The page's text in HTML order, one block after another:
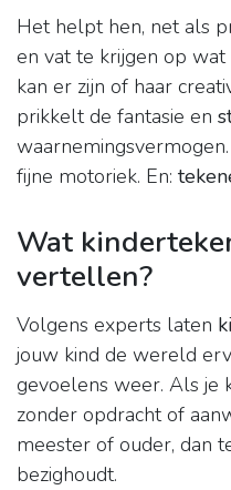
Het helpt hen, net als
en vat te krijgen op wat
kan er zijn of haar
prikkelt de fantasie en
fijne motoriek. En:
Wat
vertellen?
Volgens experts laten
jouw kind de wereld
gevoelens weer. Als je
zonder opdracht of
meester of ouder, dan
bezighoudt.